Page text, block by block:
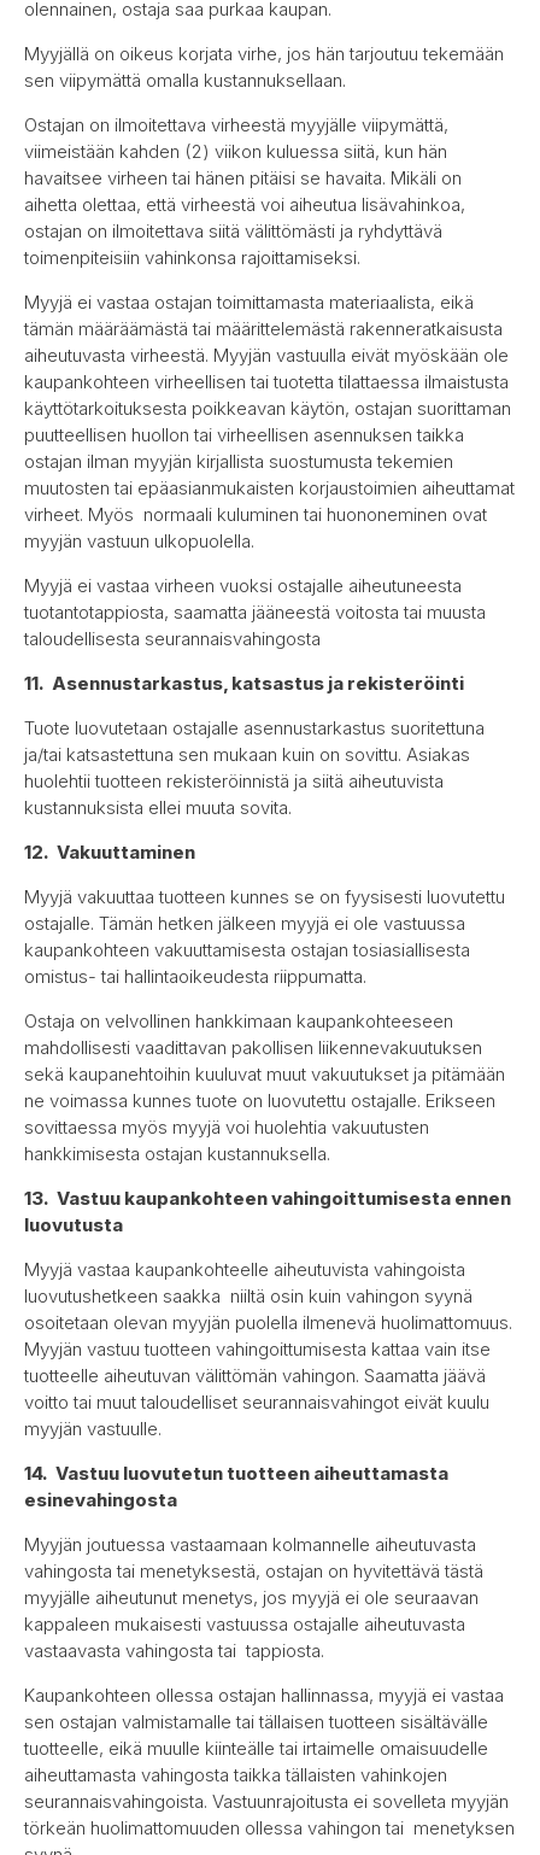
olennainen, ostaja saa purkaa kaupan.
Myyjällä on oikeus korjata virhe, jos hän tarjoutuu tekemään
sen viipymättä omalla kustannuksellaan.
Ostajan on ilmoitettava virheestä myyjälle viipymättä,
viimeistään kahden (2) viikon kuluessa siitä, kun hän
havaitsee virheen tai hänen pitäisi se havaita. Mikäli on
aihetta olettaa, että virheestä voi aiheutua lisävahinkoa,
ostajan on ilmoitettava siitä välittömästi ja ryhdyttävä
toimenpiteisiin vahinkonsa rajoittamiseksi.
Myyjä ei vastaa ostajan toimittamasta materiaalista, eikä
tämän määräämästä tai määrittelemästä rakenneratkaisusta
aiheutuvasta virheestä. Myyjän vastuulla eivät myöskään ole
kaupankohteen virheellisen tai tuotetta tilattaessa ilmaistusta
käyttötarkoituksesta poikkeavan käytön, ostajan suorittaman
puutteellisen huollon tai virheellisen asennuksen taikka
ostajan ilman myyjän kirjallista suostumusta tekemien
muutosten tai epäasianmukaisten korjaustoimien aiheuttamat
virheet. Myös normaali kuluminen tai huononeminen ovat
myyjän vastuun ulkopuolella.
Myyjä ei vastaa virheen vuoksi ostajalle aiheutuneesta
tuotantotappiosta, saamatta jääneestä voitosta tai muusta
taloudellisesta seurannaisvahingosta
11. Asennustarkastus, katsastus ja rekisteröinti
Tuote luovutetaan ostajalle asennustarkastus suoritettuna
ja/tai katsastettuna sen mukaan kuin on sovittu. Asiakas
huolehtii tuotteen rekisteröinnistä ja siitä aiheutuvista
kustannuksista ellei muuta sovita.
12. Vakuuttaminen
Myyjä vakuuttaa tuotteen kunnes se on fyysisesti luovutettu
ostajalle. Tämän hetken jälkeen myyjä ei ole vastuussa
kaupankohteen vakuuttamisesta ostajan tosiasiallisesta
omistus- tai hallintaoikeudesta riippumatta.
Ostaja on velvollinen hankkimaan kaupankohteeseen
mahdollisesti vaadittavan pakollisen liikennevakuutuksen
sekä kaupanehtoihin kuuluvat muut vakuutukset ja pitämään
ne voimassa kunnes tuote on luovutettu ostajalle. Erikseen
sovittaessa myös myyjä voi huolehtia vakuutusten
hankkimisesta ostajan kustannuksella.
13. Vastuu kaupankohteen vahingoittumisesta ennen
luovutusta
Myyjä vastaa kaupankohteelle aiheutuvista vahingoista
luovutushetkeen saakka niiltä osin kuin vahingon syynä
osoitetaan olevan myyjän puolella ilmenevä huolimattomuus.
Myyjän vastuu tuotteen vahingoittumisesta kattaa vain itse
tuotteelle aiheutuvan välittömän vahingon. Saamatta jäävä
voitto tai muut taloudelliset seurannaisvahingot eivät kuulu
myyjän vastuulle.
14. Vastuu luovutetun tuotteen aiheuttamasta
esinevahingosta
Myyjän joutuessa vastaamaan kolmannelle aiheutuvasta
vahingosta tai menetyksestä, ostajan on hyvitettävä tästä
myyjälle aiheutunut menetys, jos myyjä ei ole seuraavan
kappaleen mukaisesti vastuussa ostajalle aiheutuvasta
vastaavasta vahingosta tai tappiosta.
Kaupankohteen ollessa ostajan hallinnassa, myyjä ei vastaa
sen ostajan valmistamalle tai tällaisen tuotteen sisältävälle
tuotteelle, eikä muulle kiinteälle tai irtaimelle omaisuudelle
aiheuttamasta vahingosta taikka tällaisten vahinkojen
seurannaisvahingoista. Vastuunrajoitusta ei sovelleta myyjän
törkeän huolimattomuuden ollessa vahingon tai menetyksen